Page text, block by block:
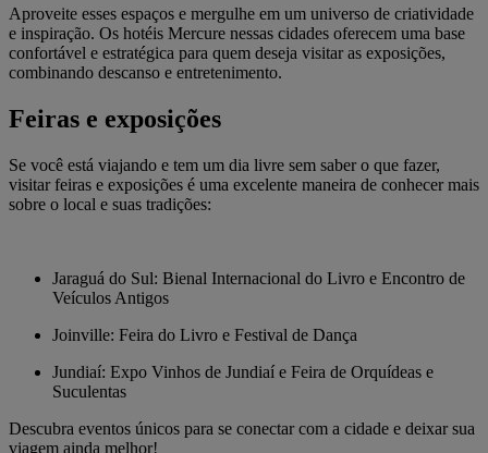
Aproveite esses espaços e mergulhe em um universo de criatividade
e inspiração. Os hotéis Mercure nessas cidades oferecem uma base
confortável e estratégica para quem deseja visitar as exposições,
combinando descanso e entretenimento.
Feiras e exposições
Se você está viajando e tem um dia livre sem saber o que fazer,
visitar feiras e exposições é uma excelente maneira de conhecer mais
sobre o local e suas tradições:
Jaraguá do Sul: Bienal Internacional do Livro e Encontro de
Veículos Antigos
Joinville: Feira do Livro e Festival de Dança
Jundiaí: Expo Vinhos de Jundiaí e Feira de Orquídeas e
Suculentas
Descubra eventos únicos para se conectar com a cidade e deixar sua
viagem ainda melhor!